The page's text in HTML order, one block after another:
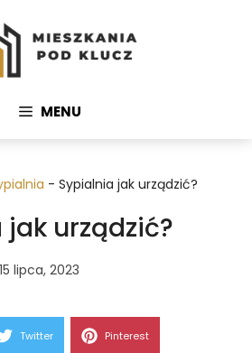
MENU
- Sypialnia jak urządzić?
urządzić?
15 lipca, 2023
Share
on
Twitter Share
on
Pinterest